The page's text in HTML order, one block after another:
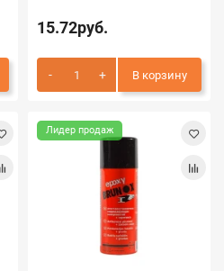
15.72руб.
В корзину
Лидер продаж